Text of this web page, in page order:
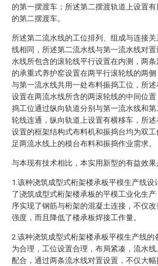
的第一摆渡车；所述第二摆渡轨道上设置
的第二摆渡车。
所述第二流水线的工位排列、组成与连接
线相同，所述第二流水线与第一流水线对
水线所包含的滚轮线平行设置在内测，两
的承重式养护窑设置在两平行滚轮线的两
与第一流水线共用一处布料振捣工位，所
设置在两流水线所含的两滚轮线的中间位
捣工位通过纵向轨道分别与第一流水线和
轮线连通，纵向轨道上设置有横移车，所
设置的框架结构式布料机和振捣台均为双
足两流水线上的模台布料和振捣作业需求。
与本现有技术相比，本实用新型的有益效果
1.该种浇筑成型式桁架楼承板平模生产线设
了浇筑成型式桁架楼承板的平模工业化生
序实现了钢筋与桁架的混凝土连接，不仅
强度，而且降低了楼承板焊接工作量。
2.该种浇筑成型式桁架楼承板平模生产线的
为合理，工位设置合理，布局紧凑，流水
配合，通过两条流水线对置设置，不仅大